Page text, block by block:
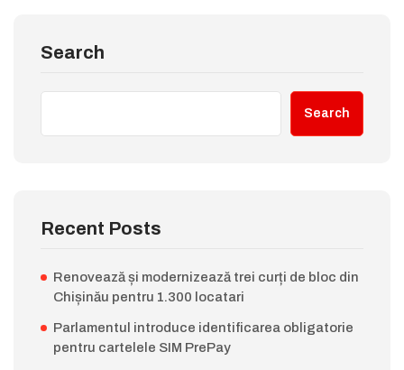
Search
Search
Recent Posts
Renovează și modernizează trei curți de bloc din
Chișinău pentru 1.300 locatari
Parlamentul introduce identificarea obligatorie
pentru cartelele SIM PrePay